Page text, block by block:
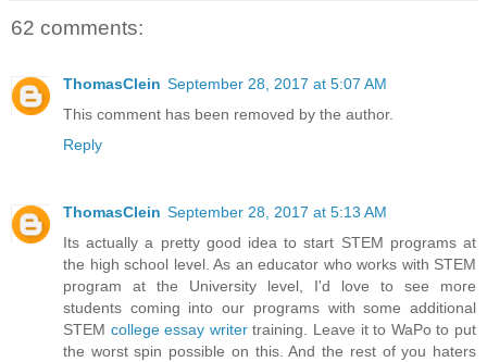
62 comments:
ThomasClein September 28, 2017 at 5:07 AM
This comment has been removed by the author.
Reply
ThomasClein September 28, 2017 at 5:13 AM
Its actually a pretty good idea to start STEM programs at
the high school level. As an educator who works with STEM
program at the University level, I'd love to see more
students coming into our programs with some additional
STEM college essay writertraining. Leave it to WaPo to put
the worst spin possible on this. And the rest of you haters